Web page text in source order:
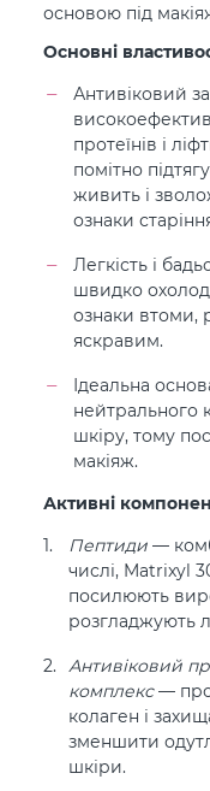
основою під
Основні
Антивіковий
протеїнів і
помітно
живить і
ознаки
Легкість і
швидко
ознаки втоми,
яскравим.
Ідеальна
нейтрального
шкіру, тому
макіяж.
Активні
Пептиди —
числі, Matrixyl
посилюють
розгладжують
Антивіковий
комплекс—
колаген і
зменшити
шкіри.